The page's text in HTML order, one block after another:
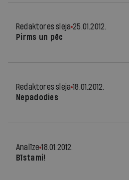
Redaktores sleja 25.01.2012.
Pirms un pēc
Redaktores sleja 18.01.2012.
Nepadodies
Analīze 18.01.2012.
Bīstami!